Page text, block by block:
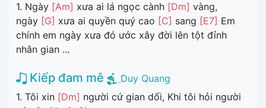
1. Ngày [Am] xưa ai lá ngọc cành [Dm] vàng,
ngày [G] xưa ai quyền quý cao [C] sang [E7] Em
chính em ngày xưa đó ước xây đời lên tột đỉnh
nhân gian ...
Kiếp đam mê
Duy Quang
1. Tôi xin [Dm] người cứ gian dối, Khi tôi hỏi người